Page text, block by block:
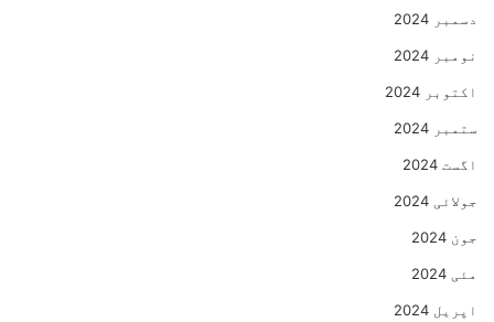
دسمبر 2024
نومبر 2024
اکتوبر 2024
ستمبر 2024
اگست 2024
جولائی 2024
جون 2024
مئی 2024
اپریل 2024